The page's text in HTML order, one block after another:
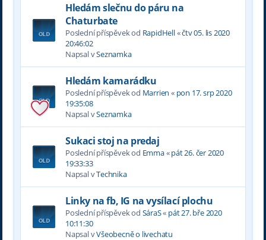
Hledám slečnu do páru na
Chaturbate
Poslední příspěvek od RapidHell«čtv 05. lis 2020
20:46:02
Napsal vSeznamka
Hledám kamarádku
Poslední příspěvek od Marrien « pon 17. srp 2020
19:35:08
Napsal vSeznamka
Sukaci stoj na predaj
Poslední příspěvek od Emma«pát 26. čer 2020
19:33:33
Napsal vTechnika
Linky na fb, IG na vysílací plochu
Poslední příspěvek od SáraS« pát 27. bře 2020
10:11:30
Napsal vVšeobecně o livechatu